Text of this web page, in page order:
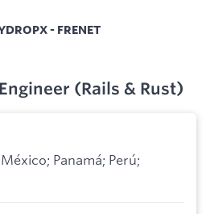
- FRENET
(Rails & Rust)
Panamá; Perú;